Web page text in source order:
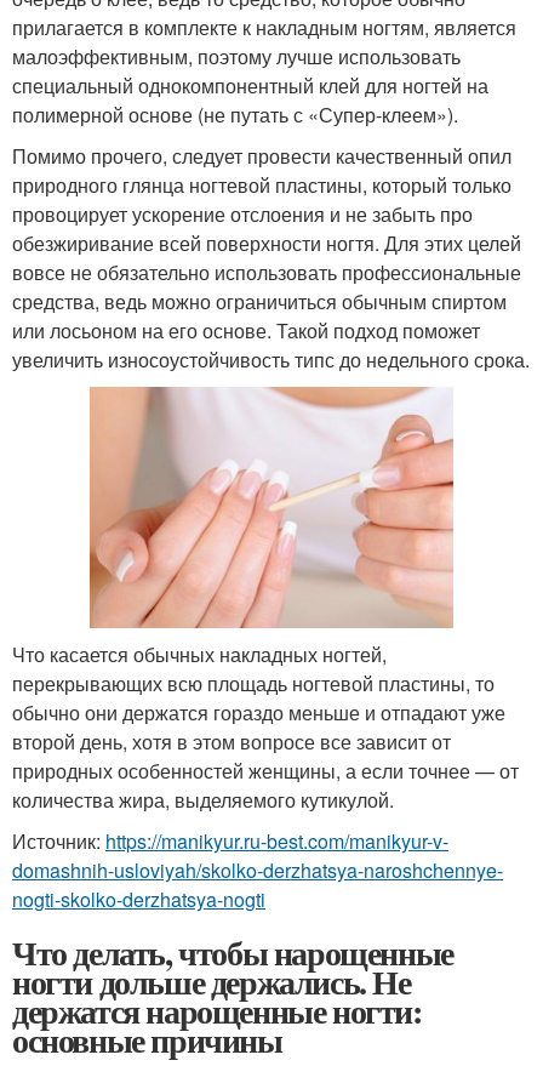
прилагается в комплекте к накладным ногтям, является
малоэффективным, поэтому лучше использовать
специальный однокомпонентный клей для ногтей на
полимерной основе (не путать с «Супер-клеем»).
Помимо прочего, следует провести качественный опил
природного глянца ногтевой пластины, который только
провоцирует ускорение отслоения и не забыть про
обезжиривание всей поверхности ногтя. Для этих целей
вовсе не обязательно использовать профессиональные
средства, ведь можно ограничиться обычным спиртом
или лосьоном на его основе. Такой подход поможет
увеличить износоустойчивость типс до недельного срока.
Что касается обычных накладных ногтей,
перекрывающих всю площадь ногтевой пластины, то
обычно они держатся гораздо меньше и отпадают уже
второй день, хотя в этом вопросе все зависит от
природных особенностей женщины, а если точнее — от
количества жира, выделяемого кутикулой.
Источник: https://manikyur.ru-best.com/manikyur-v-
domashnih-usloviyah/skolko-derzhatsya-naroshchennye-
nogti-skolko-derzhatsya-nogti
Что делать, чтобы нарощенные
ногти дольше держались. Не
держатся нарощенные ногти:
основные причины